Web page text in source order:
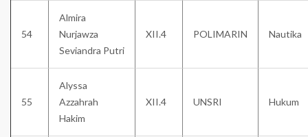
54
Almira
Nurjawza
Seviandra Putri
XII.4 POLIMARIN Nautika
55
Alyssa
Azzahrah
Hakim
XII.4 UNSRI Hukum